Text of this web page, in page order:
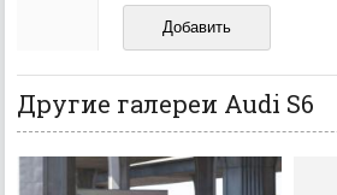
И запаситесь терпением,
ваш отзыв может
Другие галереи Audi S6